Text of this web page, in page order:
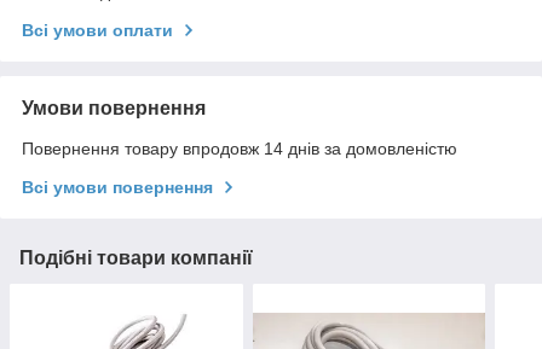
Всі умови оплати
Умови повернення
Повернення товару впродовж 14 днів за домовленістю
Всі умови повернення
Подібні товари компанії